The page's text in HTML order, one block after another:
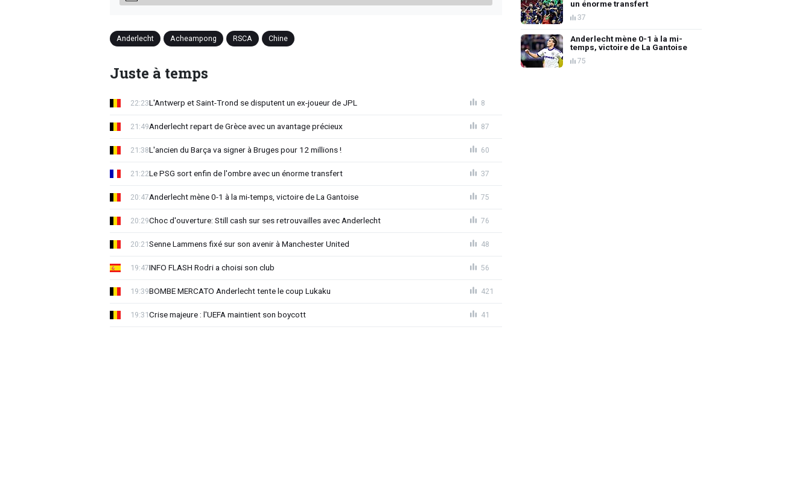
Anderlecht Acheampong RSCA Chine
Juste à temps
L'Antwerp et Saint-Trond se disputent un ex-joueur de JPL
22:23 8
Anderlecht repart de Grèce avec un avantage précieux
21:49 87
L'ancien du Barça va signer à Bruges pour 12 millions !
21:38 60
Le PSG sort enfin de l'ombre avec un énorme transfert
21:22 37
Anderlecht mène 0-1 à la mi-temps, victoire de La Gantoise
20:47 75
Choc d'ouverture: Still cash sur ses retrouvailles avec Anderlecht
20:29 76
Senne Lammens fixé sur son avenir à Manchester United
20:21 48
INFO FLASH Rodri a choisi son club
19:47 56
BOMBE MERCATO Anderlecht tente le coup Lukaku
19:39 421
Crise majeure : l'UEFA maintient son boycott
19:31 41
un énorme transfert
37
Anderlecht mène 0-1 à la mi-
temps, victoire de La Gantoise
75